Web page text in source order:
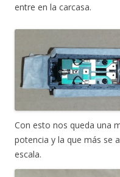
entre en la carcasa.
Con esto nos queda una
potencia y la que más se
escala.